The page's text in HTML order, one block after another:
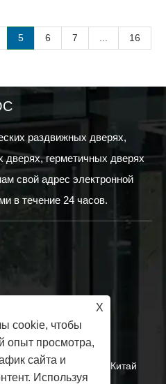
5 6 7 16
раздвижных дверях,
дверях, герметичных дверях
свой адрес электронной
в течение 24 часов.
Хемеди -Таун, Офис, Китай
X
cookie, чтобы
опыт просмотра,
сайта и
Используя